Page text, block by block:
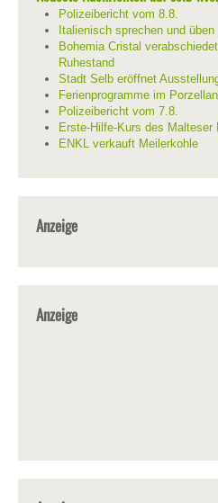
Polizeibericht vom 8.8.
Italienisch sprechen und üben
Bohemia Cristal
Ruhestand
Stadt Selb eröffnet
Ferienprogramme im
Polizeibericht vom 7.8.
Erste-Hilfe-Kurs des Malteser
ENKL verkauft Meilerkohle
Anzeige
Anzeige